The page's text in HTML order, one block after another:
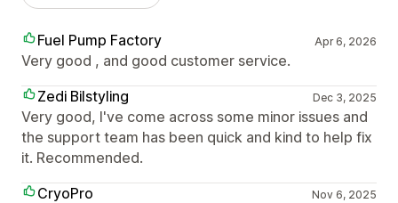
Fuel Pump Factory Apr 6, 2026
Very good , and good customer service.
Zedi Bilstyling
Dec 3, 2025
Very good, I've come across some minor issues and
the support team has been quick and kind to help fix
it. Recommended.
CryoPro
Nov 6, 2025